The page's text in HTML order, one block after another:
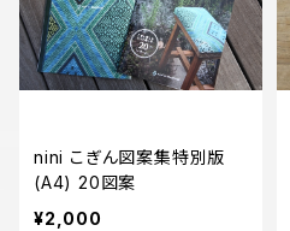
nini こぎん図案集特別版
(A4) 20図案
¥2,000